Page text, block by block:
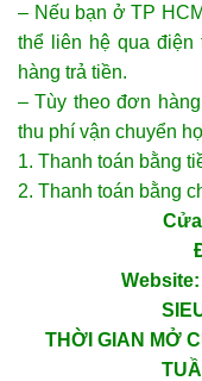
– Nếu bạn ở TP
thể liên hệ qua điện
hàng trả tiền.
– Tùy theo đơn
thu phí vận chuyển
1. Thanh toán bằng
2. Thanh toán bằng
Website:
THỜI GIAN MỞ